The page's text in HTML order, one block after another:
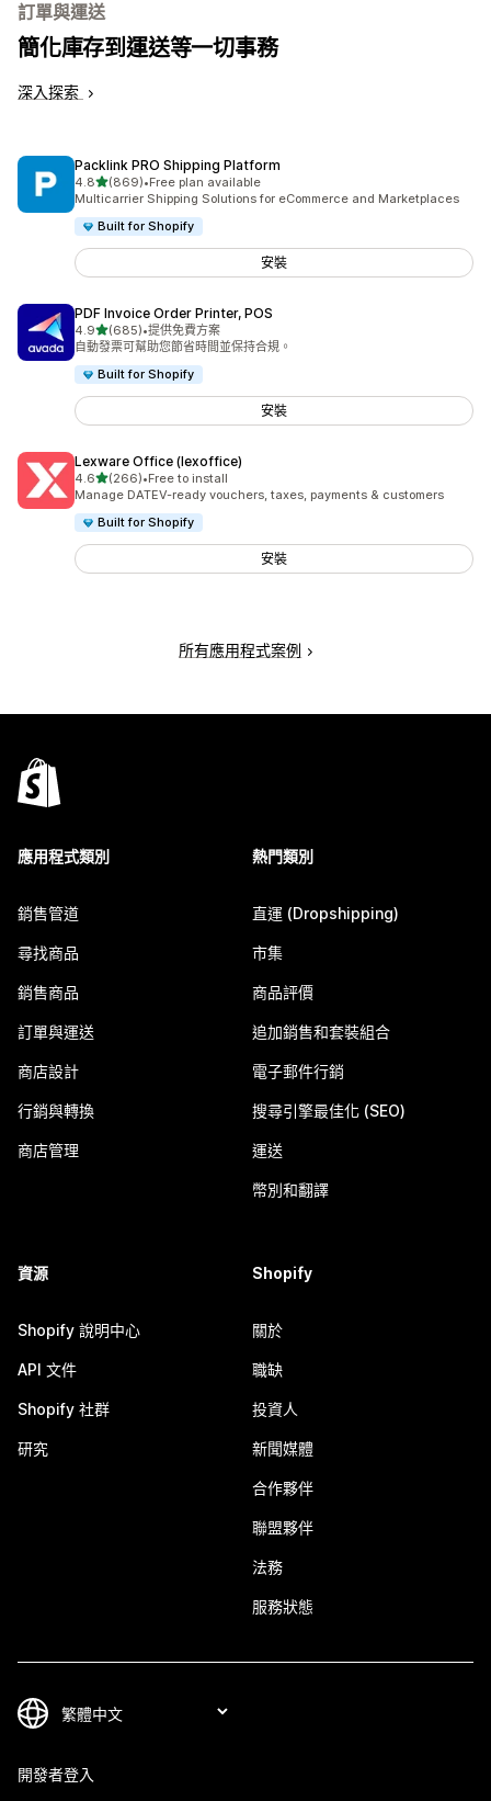
訂單與運送
簡化庫存到運送等一切事務
深入探索
Packlink PRO Shipping Platform
4.8滿分 5 顆星
(869)
共有 869 則評價
•Free plan available
Multicarrier Shipping Solutions for eCommerce and Marketplaces
Built for Shopify
安裝
PDF Invoice Order Printer, POS
4.9滿分 5 顆星
(685)
共有 685 則評價
•提供免費方案
自動發票可幫助您節省時間並保持合規。
Built for Shopify
安裝
Lexware Office (lexoffice)
4.6滿分 5 顆星
(266)
共有 266 則評價
•Free to install
Manage DATEV-ready vouchers, taxes, payments & customers
Built for Shopify
安裝
所有應用程式案例
應用程式類別
銷售管道
尋找商品
銷售商品
訂單與運送
商店設計
行銷與轉換
商店管理
熱門類別
直運 (Dropshipping)
市集
商品評價
追加銷售和套裝組合
電子郵件行銷
搜尋引擎最佳化 (SEO)
運送
幣別和翻譯
資源
Shopify 說明中心
API 文件
Shopify 社群
研究
Shopify
關於
職缺
投資人
新聞媒體
合作夥伴
聯盟夥伴
法務
服務狀態
開發者登入